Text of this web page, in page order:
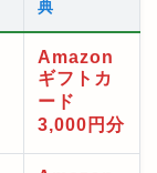
典
Amazon
ギフトカ
ード
3,000円分